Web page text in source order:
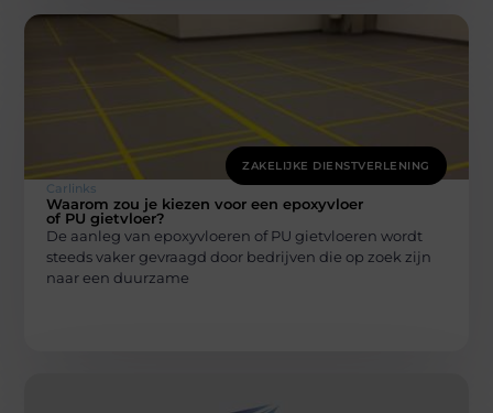
ZAKELIJKE DIENSTVERLENING
Carlinks
Waarom zou je kiezen voor een epoxyvloer
of PU gietvloer?
De aanleg van epoxyvloeren of PU gietvloeren wordt
steeds vaker gevraagd door bedrijven die op zoek zijn
naar een duurzame